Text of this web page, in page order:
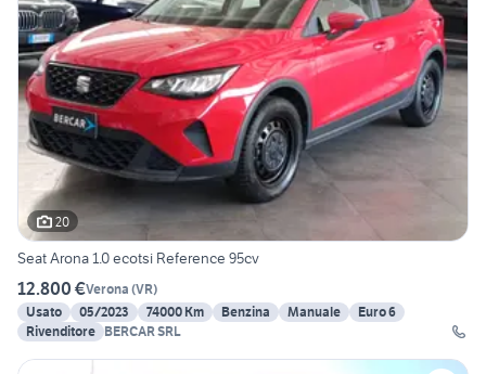
20
Seat Arona 1.0 ecotsi Reference 95cv
12.800 €Verona (VR)
Usato
05/2023 74000 Km Benzina Manuale
Euro 6
Rivenditore BERCAR SRL